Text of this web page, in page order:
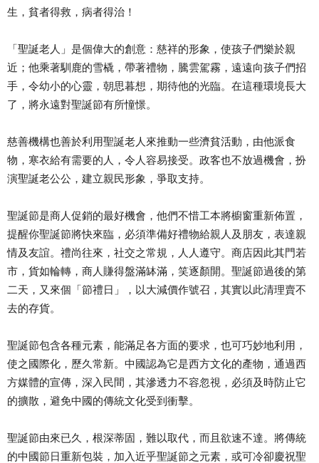
生，貧者得救，病者得治！
「聖誕老人」是個偉大的創意：慈祥的形象，使孩子們樂於親
近；他乘著馴鹿的雪橇，帶著禮物，騰雲駕霧，遠遠向孩子們招
手，令幼小的心靈，朝思暮想，期待他的光臨。在這種環境長大
了，將永遠對聖誕節有所憧憬。
慈善機構也善於利用聖誕老人來推動一些濟貧活動，由他派食
物，寒衣給有需要的人，令人容易接受。政客也不放過機會，扮
演聖誕老公公，建立親民形象，爭取支持。
聖誕節是商人促銷的最好機會，他們不惜工本將櫥窗重新佈置，
提醒你聖誕節將快來臨，必須準備好禮物給親人及朋友，表達親
情及友誼。禮尚往來，社交之常規，人人遵守。商店因此其門若
市，貨如輪轉，商人賺得盤滿缽滿，笑逐顏開。聖誕節過後的第
二天，又來個「節禮日」，以大減價作號召，其實以此清理賣不
去的存貨。
聖誕節包含各種元素，能滿足各方面的要求，也可巧妙地利用，
使之國際化，歷久常新。中國認為它是西方文化的產物，通過西
方媒體的宣傳，深入民間，其滲透力不容忽視，必須及時防止它
的擴散，避免中國的傳統文化受到衝擊。
聖誕節由來已久，根深蒂固，難以取代，而且欲速不達。將傳統
的中國節日重新包裝，加入近乎聖誕節之元素，或可冷卻慶祝聖